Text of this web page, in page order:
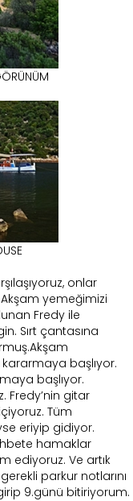
onlar
yemeğimizi
Fredy ile
Sırt çantasına
başlıyor.
başlıyor.
Fredy’nin gitar
Tüm
eriyip gidiyor.
hamaklar
ediyoruz. Ve artık
parkur notlarını
9.günü bitiriyorum.